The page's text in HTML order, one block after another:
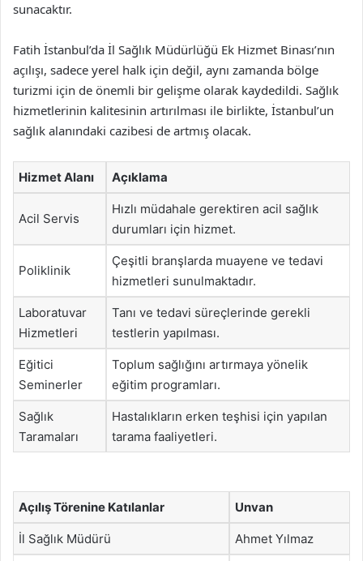
sunacaktır.
Fatih İstanbul’da İl Sağlık Müdürlüğü Ek Hizmet Binası’nın
açılışı, sadece yerel halk için değil, aynı zamanda bölge
turizmi için de önemli bir gelişme olarak kaydedildi. Sağlık
hizmetlerinin kalitesinin artırılması ile birlikte, İstanbul’un
sağlık alanındaki cazibesi de artmış olacak.
Hizmet Alanı Açıklama
Acil Servis
Hızlı müdahale gerektiren acil sağlık
durumları için hizmet.
Poliklinik
Çeşitli branşlarda muayene ve tedavi
hizmetleri sunulmaktadır.
Laboratuvar
Hizmetleri
Tanı ve tedavi süreçlerinde gerekli
testlerin yapılması.
Eğitici
Seminerler
Toplum sağlığını artırmaya yönelik
eğitim programları.
Sağlık
Taramaları
Hastalıkların erken teşhisi için yapılan
tarama faaliyetleri.
Açılış Törenine Katılanlar Unvan
İl Sağlık Müdürü Ahmet Yılmaz